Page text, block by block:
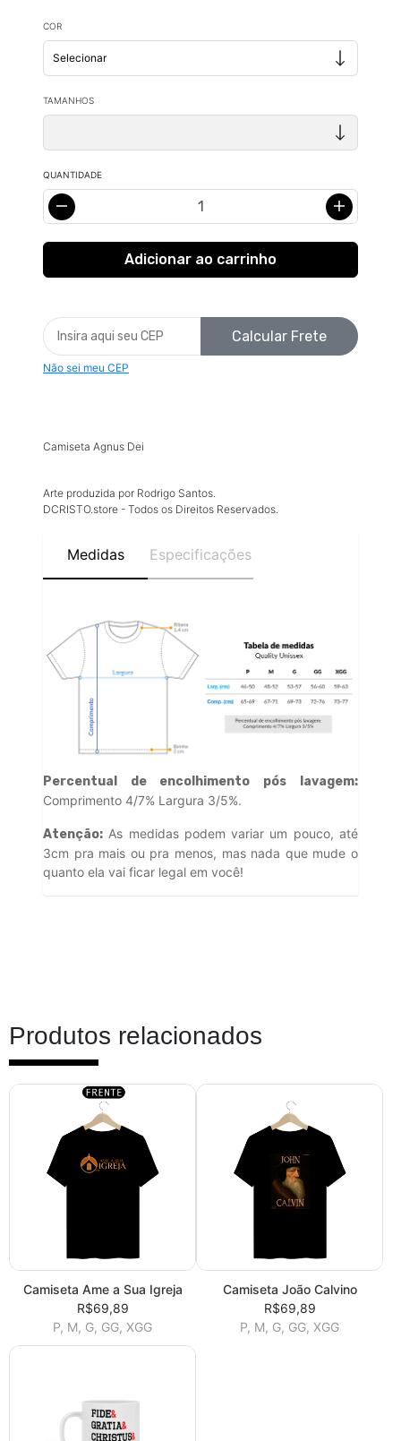
COR
TAMANHOS
QUANTIDADE
Calcular Frete
Não sei meu CEP
Camiseta Agnus Dei
Arte produzida por Rodrigo Santos.
DCRISTO.store - Todos os Direitos Reservados.
Medidas Especificações
Percentual de encolhimento pós lavagem:
Comprimento 4/7% Largura 3/5%.
Atenção: As medidas podem variar um pouco, até
3cm pra mais ou pra menos, mas nada que mude o
quanto ela vai ficar legal em você!
Produtos relacionados
Camiseta Ame a Sua Igreja
R$69,89
P, M, G, GG, XGG
Camiseta João Calvino
R$69,89
P, M, G, GG, XGG